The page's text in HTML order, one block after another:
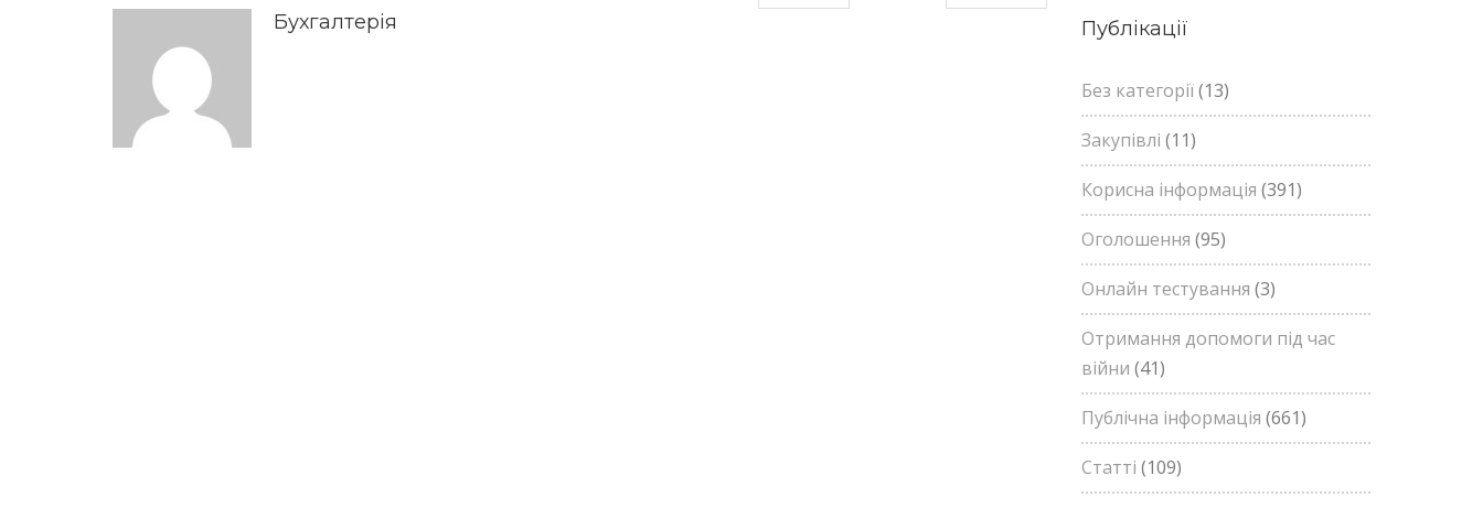
Бухгалтерія
Публікації
Без категорії(13)
Закупівлі (11)
Корисна інформація (391)
Оголошення (95)
Онлайн тестування (3)
Отримання допомоги під час
війни (41)
Публічна інформація (661)
Статті (109)